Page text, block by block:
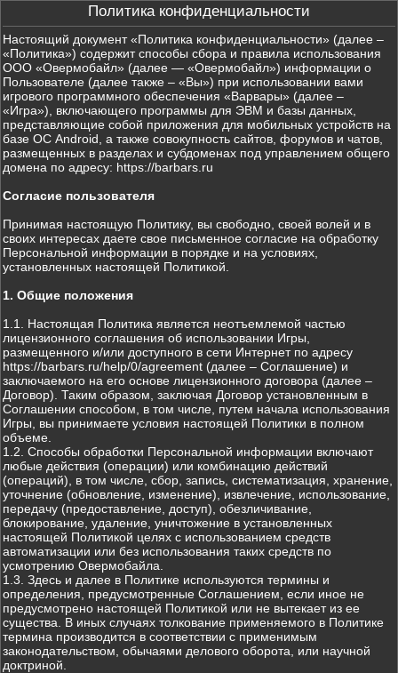
Политика конфиденциальности
Настоящий документ «Политика конфиденциальности» (далее –
«Политика») содержит способы сбора и правила использования
ООО «Овермобайл» (далее — «Овермобайл») информации о
Пользователе (далее также – «Вы») при использовании вами
игрового программного обеспечения «Варвары» (далее –
«Игра»), включающего программы для ЭВМ и базы данных,
представляющие собой приложения для мобильных устройств на
базе ОС Android, а также совокупность сайтов, форумов и чатов,
размещенных в разделах и субдоменах под управлением общего
домена по адресу: https://barbars.ru
Согласие пользователя
Принимая настоящую Политику, вы свободно, своей волей и в
своих интересах даете свое письменное согласие на обработку
Персональной информации в порядке и на условиях,
установленных настоящей Политикой.
1. Общие положения
1.1. Настоящая Политика является неотъемлемой частью
лицензионного соглашения об использовании Игры,
размещенного и/или доступного в сети Интернет по адресу
https://barbars.ru/help/0/agreement (далее – Соглашение) и
заключаемого на его основе лицензионного договора (далее –
Договор). Таким образом, заключая Договор установленным в
Соглашении способом, в том числе, путем начала использования
Игры, вы принимаете условия настоящей Политики в полном
объеме.
1.2. Способы обработки Персональной информации включают
любые действия (операции) или комбинацию действий
(операций), в том числе, сбор, запись, систематизация, хранение,
уточнение (обновление, изменение), извлечение, использование,
передачу (предоставление, доступ), обезличивание,
блокирование, удаление, уничтожение в установленных
настоящей Политикой целях с использованием средств
автоматизации или без использования таких средств по
усмотрению Овермобайла.
1.3. Здесь и далее в Политике используются термины и
определения, предусмотренные Соглашением, если иное не
предусмотрено настоящей Политикой или не вытекает из ее
существа. В иных случаях толкование применяемого в Политике
термина производится в соответствии с применимым
законодательством, обычаями делового оборота, или научной
доктриной.